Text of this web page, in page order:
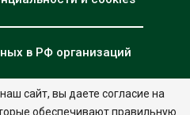
в РФ организаций
сайт, вы даете согласие на
обеспечивают правильную